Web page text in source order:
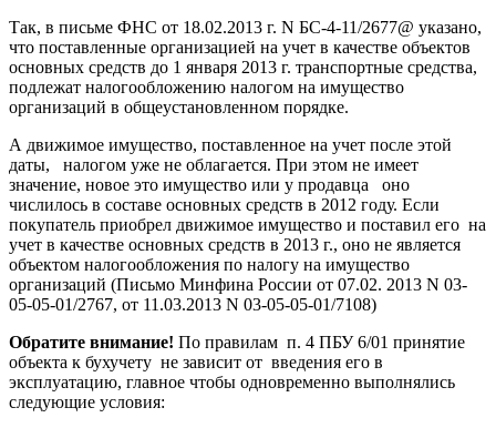
Так, в письме ФНС от 18.02.2013 г. N БС-4-11/2677@ указано,
что поставленные организацией на учет в качестве объектов
основных средств до 1 января 2013 г. транспортные средства,
подлежат налогообложению налогом на имущество
организаций в общеустановленном порядке.
А движимое имущество, поставленное на учет после этой
даты, налогом уже не облагается. При этом не имеет
значение, новое это имущество или у продавца оно
числилось в составе основных средств в 2012 году. Если
покупатель приобрел движимое имущество и поставил его на
учет в качестве основных средств в 2013 г., оно не является
объектом налогообложения по налогу на имущество
организаций (Письмо Минфина России от 07.02. 2013 N 03-
05-05-01/2767, от 11.03.2013 N 03-05-05-01/7108)
Обратите внимание! По правилам п. 4 ПБУ 6/01 принятие
объекта к бухучету не зависит от введения его в
эксплуатацию, главное чтобы одновременно выполнялись
следующие условия: